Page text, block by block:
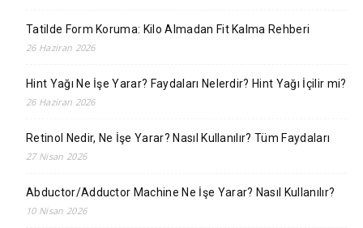
Tatilde Form Koruma: Kilo Almadan Fit Kalma Rehberi
26 Haziran 2026
Hint Yağı Ne İşe Yarar? Faydaları Nelerdir? Hint Yağı İçilir mi?
26 Haziran 2026
Retinol Nedir, Ne İşe Yarar? Nasıl Kullanılır? Tüm Faydaları
27 Nisan 2026
Abductor/Adductor Machine Ne İşe Yarar? Nasıl Kullanılır?
10 Nisan 2026